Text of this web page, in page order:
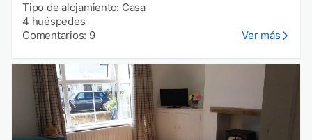
Tipo de alojamiento: Casa
4 huéspedes
Comentarios: 9
Ver más